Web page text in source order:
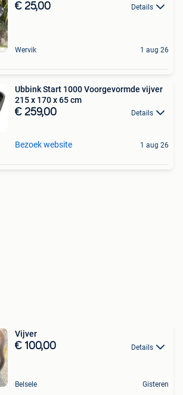
€ 25,00 Details
Wervik 1 aug 26
Ubbink Start 1000 Voorgevormde vijver
215 x 170 x 65 cm
€ 259,00 Details
Bezoek website 1 aug 26
Vijver
€ 100,00 Details
Belsele Gisteren